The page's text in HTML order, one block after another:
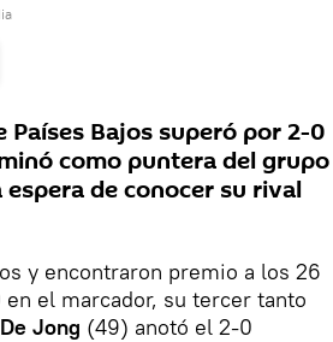
Países Bajos superó por 2-0
como puntera del grupo
de conocer su rival
y encontraron premio a los 26
en el marcador, su tercer tanto
Jong (49) anotó el 2-0